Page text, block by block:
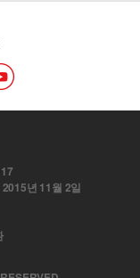
년 11월 2일